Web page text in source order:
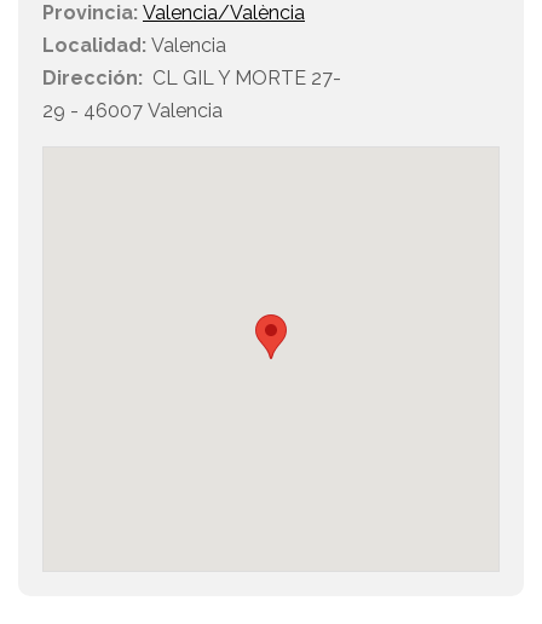
Provincia: Valencia/València
Localidad: Valencia
Dirección: CL GIL Y MORTE 27-
29 - 46007 Valencia